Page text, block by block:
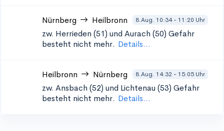
Nürnberg Heilbronn 8.Aug. 10:34 - 11:20 Uhr
zw. Herrieden (51) und Aurach (50) Gefahr
besteht nicht mehr. Details...
Heilbronn Nürnberg 8.Aug. 14:32 - 15:05 Uhr
zw. Ansbach (52) und Lichtenau (53) Gefahr
besteht nicht mehr. Details...